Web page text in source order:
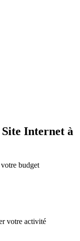
Internet à
budget
votre activité